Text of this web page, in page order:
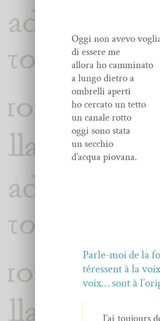
Oggi non ave­vo
di essere me
allo­ra ho camminato
a lun­go dietro a
ombrel­li aperti
ho cer­ca­to un tetto
un canale rotto
oggi sono stata
un secchio
d’acqua piovana.
Par­le-moi de la
téressent à la
voix… sont à
J’ai tou­jours